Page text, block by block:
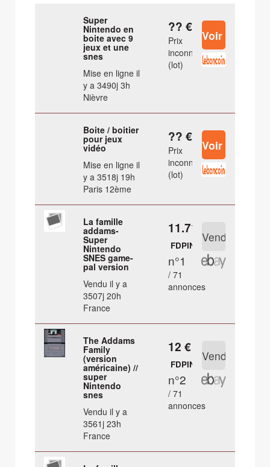
Super
Nintendo en
boite avec 9
jeux et une
snes
Mise en ligne il
y a 3490j 3h
Nièvre
?? €
Prix
inconnu
(lot)
Boite / boitier
pour jeux
vidéo
Mise en ligne il
y a 3518j 19h
Paris 12ème
?? €
Prix
inconnu
(lot)
La famille
addams-
Super
Nintendo
SNES game-
pal version
Vendu il y a
3507j 20h
France
11.71 €
FDPIN
n°1
/ 71
annonces
The Addams
Family
(version
américaine) //
super
Nintendo
snes
Vendu il y a
3561j 23h
France
12 €
FDPIN
n°2
/ 71
annonces